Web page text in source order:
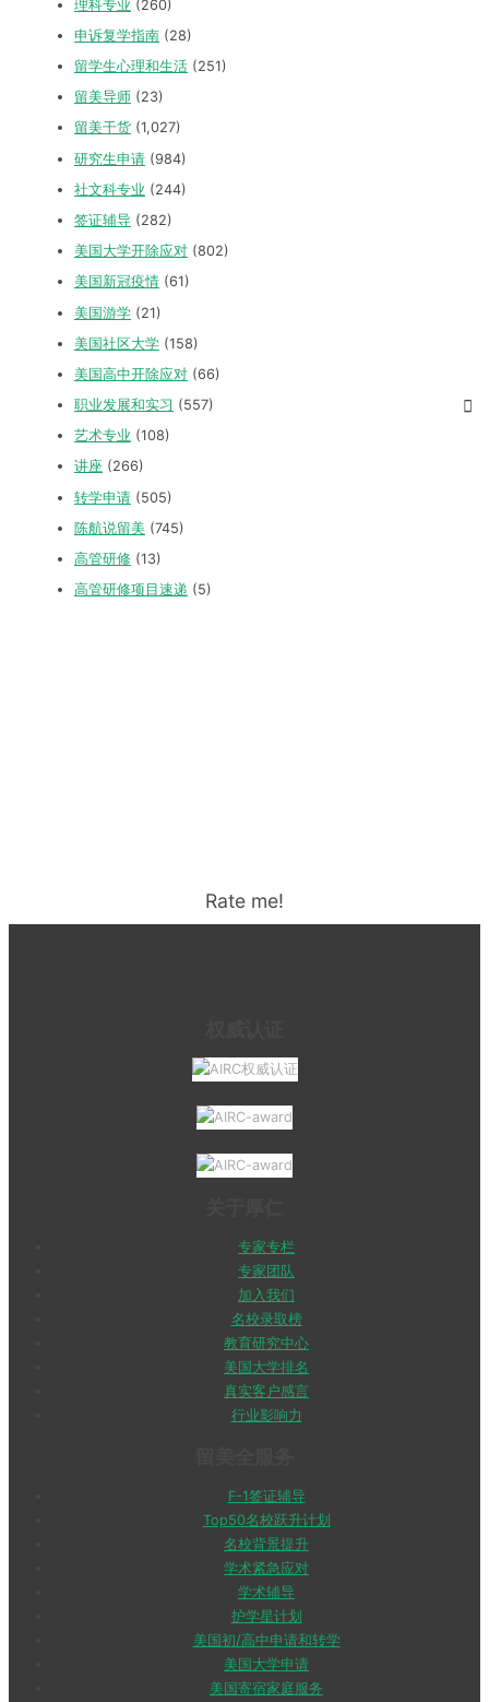
理科专业 (260)
申诉复学指南 (28)
留学生心理和生活 (251)
留美导师 (23)
留美干货 (1,027)
研究生申请 (984)
社文科专业 (244)
签证辅导 (282)
美国大学开除应对 (802)
美国新冠疫情 (61)
美国游学 (21)
美国社区大学 (158)
美国高中开除应对 (66)
职业发展和实习 (557)
艺术专业 (108)
讲座 (266)
转学申请 (505)
陈航说留美 (745)
高管研修 (13)
高管研修项目速递 (5)
Rate me!
专家专栏
专家团队
加入我们
名校录取榜
教育研究中心
美国大学排名
真实客户感言
行业影响力
F-1签证辅导
Top50名校跃升计划
名校背景提升
学术紧急应对
学术辅导
护学星计划
美国初/高中申请和转学
美国大学申请
美国寄宿家庭服务